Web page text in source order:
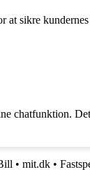
at sikre
chatfunktion.
• mit.dk •